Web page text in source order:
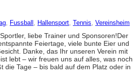
, Fussball , Hallensport, Tennis, Vereinsheim
liebe Trainer und Sponsoren!Der
Feiertage, viele bunte Eier und
Danke, das Ihr unseren Verein mit
lebt – wir freuen uns auf alles, was noch
die Tage – bis bald auf dem Platz oder in